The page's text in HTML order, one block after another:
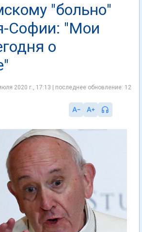
"больно"
Софии: "Мои
о
2020 г., 17:13 | последнее обновление: 12